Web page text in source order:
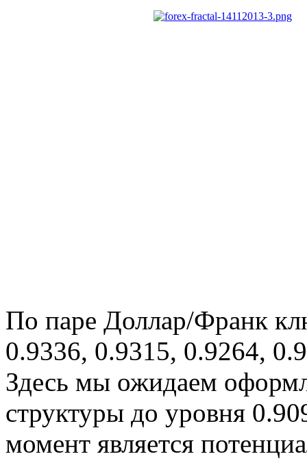
По паре Доллар/Франк
0.9336, 0.9315, 0.9264,
Здесь мы ожидаем
структуры до уровня
момент является